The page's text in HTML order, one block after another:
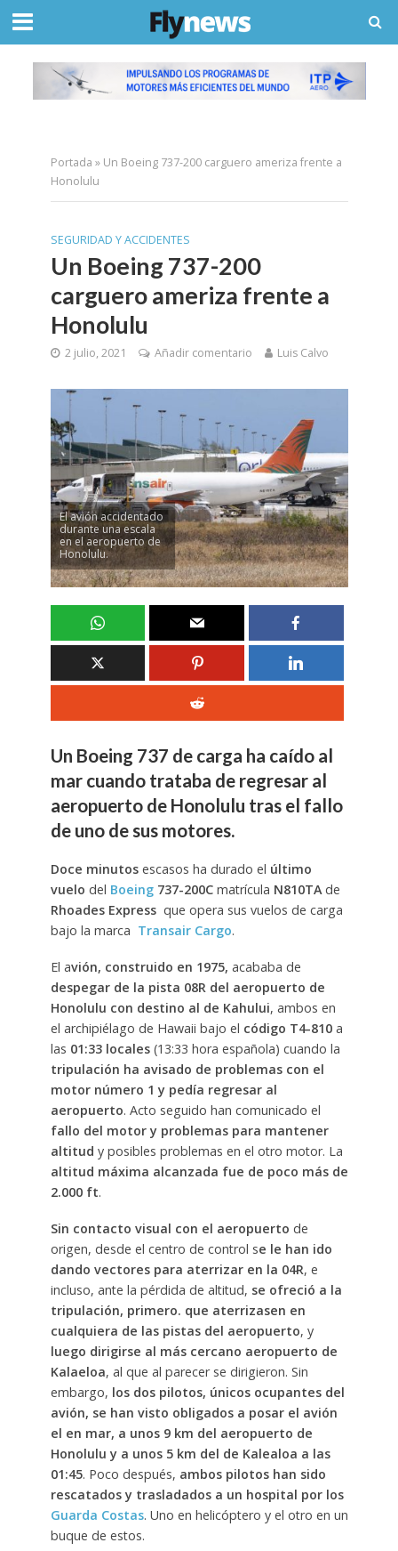
Portada » Un Boeing 737-200 carguero ameriza frente a
Honolulu
SEGURIDAD Y ACCIDENTES
Un Boeing 737-200
carguero ameriza frente a
Honolulu
2 julio, 2021 Añadir comentario Luis Calvo
El avión accidentado
durante una escala
en el aeropuerto de
Honolulu.
Un Boeing 737 de carga ha caído al
mar cuando trataba de regresar al
aeropuerto de Honolulu tras el fallo
de uno de sus motores.
Doce minutosescasos ha durado el último
vuelo del Boeing737-200Cmatrícula N810TAde
Rhoades Expressque opera sus vuelos de carga
bajo la marca Transair Cargo.
El avión, construido en 1975, acababa de
despegar de la pista 08R del aeropuerto de
Honolulu con destino al de Kahului, ambos en
el archipiélago de Hawaii bajo el código T4-810a
las 01:33 locales(13:33 hora española) cuando la
tripulación ha avisado de problemas con el
motor número 1 y pedía regresar al
aeropuerto. Acto seguido han comunicado el
fallo del motor y problemas para mantener
altitud y posibles problemas en el otro motor. La
altitud máxima alcanzada fue de poco más de
2.000 ft.
Sin contacto visual con el aeropuerto de
origen, desde el centro de control se le han ido
dando vectores para aterrizar en la 04R, e
incluso, ante la pérdida de altitud, se ofreció a la
tripulación, primero. que aterrizasen en
cualquiera de las pistas del aeropuerto, y
luego dirigirse al más cercano aeropuerto de
Kalaeloa, al que al parecer se dirigieron. Sin
embargo, los dos pilotos, únicos ocupantes del
avión, se han visto obligados a posar el avión
el en mar, a unos 9 km del aeropuerto de
Honolulu y a unos 5 km del de Kalealoa a las
01:45. Poco después, ambos pilotos han sido
rescatados y trasladados a un hospital por los
Guarda Costas. Uno en helicóptero y el otro en un
buque de estos.